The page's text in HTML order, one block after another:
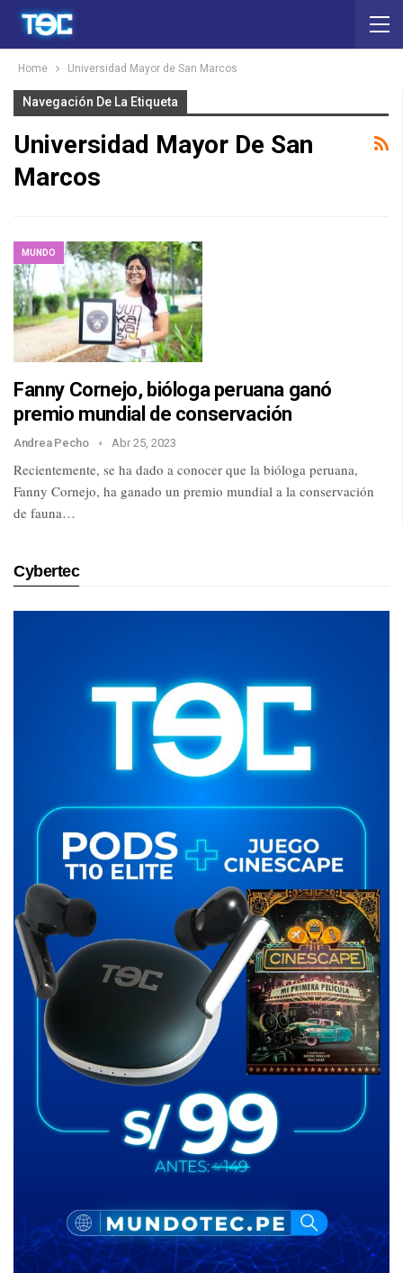
Home Universidad Mayor de San Marcos
Navegación De La Etiqueta
Universidad Mayor De San
Marcos
MUNDO
Fanny Cornejo, bióloga peruana ganó
premio mundial de conservación
Andrea Pecho Abr 25, 2023
Recientemente, se ha dado a conocer que la bióloga peruana,
Fanny Cornejo, ha ganado un premio mundial a la conservación
de fauna…
Cybertec